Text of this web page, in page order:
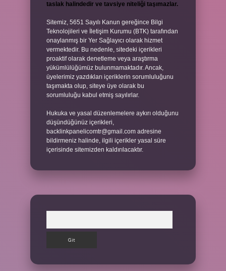
taslak halindedir ve tavsiye niteliği taşımazlar.
Sitemiz, 5651 Sayılı Kanun gereğince Bilgi
Teknolojileri ve İletişim Kurumu (BTK) tarafından
onaylanmış bir Yer Sağlayıcı olarak hizmet
vermektedir. Bu nedenle, sitedeki içerikleri
proaktif olarak denetleme veya araştırma
yükümlülüğümüz bulunmamaktadır. Ancak,
üyelerimiz yazdıkları içeriklerin sorumluluğunu
taşımakta olup, siteye üye olarak bu
sorumluluğu kabul etmiş sayılırlar.
Hukuka ve yasal düzenlemelere aykırı olduğunu
düşündüğünüz içerikleri,
backlinkpanelicomtr@gmail.com adresine
bildirmeniz halinde, ilgili içerikler yasal süre
içerisinde sitemizden kaldırılacaktır.